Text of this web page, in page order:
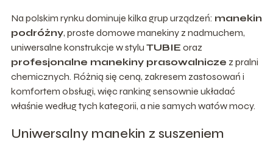
Na polskim rynku dominuje kilka grup urządzeń: manekin
podróżny, proste domowe manekiny z nadmuchem,
uniwersalne konstrukcje w stylu TUBIE oraz
profesjonalne manekiny prasowalnicze z pralni
chemicznych. Różnią się ceną, zakresem zastosowań i
komfortem obsługi, więc ranking sensownie układać
właśnie według tych kategorii, a nie samych watów mocy.
Uniwersalny manekin z suszeniem